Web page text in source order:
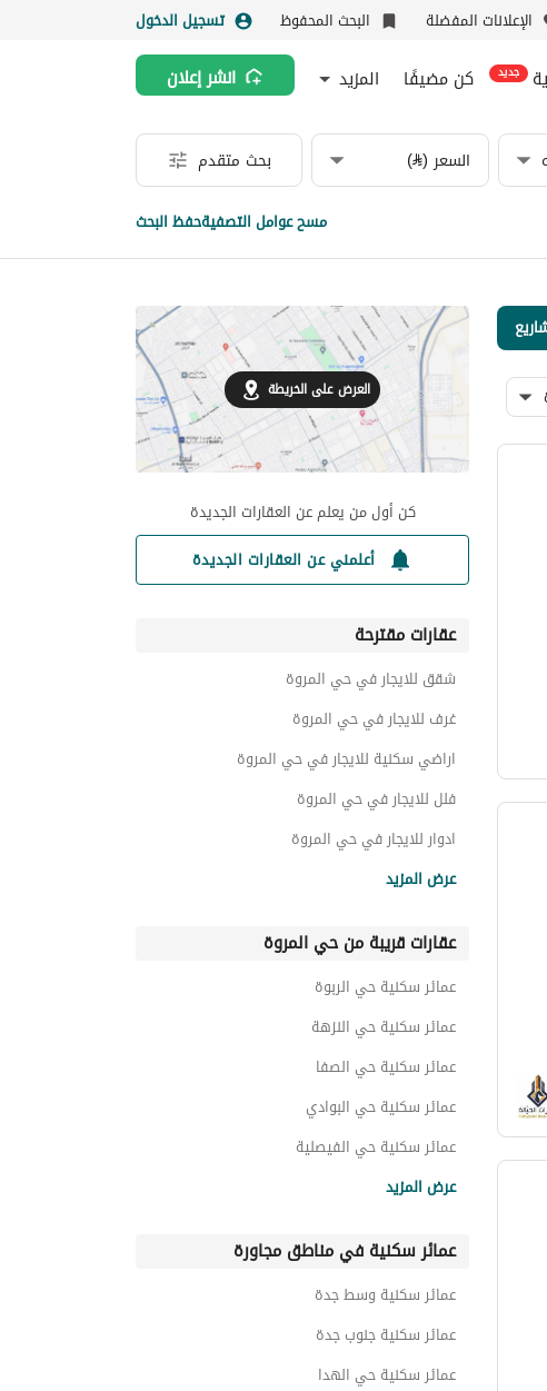
الإعلانات المفضلة البحث المحفوظ تسجيل الدخول
جديد كن مضيفًا المزيد انشر إعلان
السعر (⃁) بحث متقدم
مسح عوامل التصفيةحفظ البحث
العرض على الخريطة
كن أول من يعلم عن العقارات الجديدة
أعلمني عن العقارات الجديدة
عقارات مقترحة
شقق للايجار في حي المروة
غرف للايجار في حي المروة
اراضي سكنية للايجار في حي المروة
فلل للايجار في حي المروة
ادوار للايجار في حي المروة
عرض المزيد
عقارات قريبة من حي المروة
عمائر سكنية حي الربوة
عمائر سكنية حي النزهة
عمائر سكنية حي الصفا
عمائر سكنية حي البوادي
عمائر سكنية حي الفيصلية
عمائر سكنية حي النعيم
عمائر سكنية حي السامر
عمائر سكنية حي الريان
عرض المزيد
عمائر سكنية في مناطق مجاورة
عمائر سكنية وسط جدة
عمائر سكنية جنوب جدة
عمائر سكنية حي الهدا